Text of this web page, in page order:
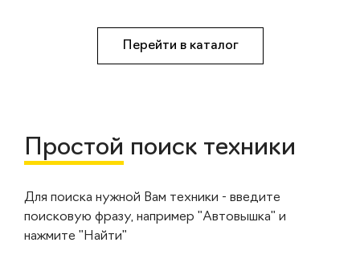
Перейти в каталог
Простой поиск техники
Для поиска нужной Вам техники - введите
поисковую фразу, например "Автовышка" и
нажмите "Найти"